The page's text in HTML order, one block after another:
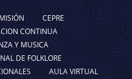
CEPRE
CONTINUA
Y MUSICA
DE FOLKLORE
AULA VIRTUAL